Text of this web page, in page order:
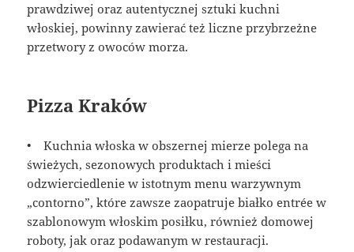
prawdziwej oraz autentycznej sztuki kuchni
włoskiej, powinny zawierać też liczne przybrzeżne
przetwory z owoców morza.
Pizza Kraków
• Kuchnia włoska w obszernej mierze polega na
świeżych, sezonowych produktach i mieści
odzwierciedlenie w istotnym menu warzywnym
„contorno”, które zawsze zaopatruje białko entrée w
szablonowym włoskim posiłku, również domowej
roboty, jak oraz podawanym w restauracji.